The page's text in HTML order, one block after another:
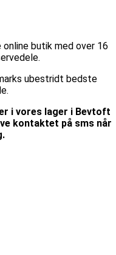
butik med over 16
ubestridt bedste
i vores lager i Bevtoft
kontaktet på sms når